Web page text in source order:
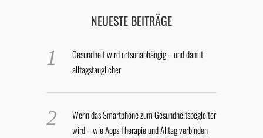
NEUESTE BEITRÄGE
Gesundheit wird ortsunabhängig – und damit
alltagstauglicher
Wenn das Smartphone zum Gesundheitsbegleiter
wird – wie Apps Therapie und Alltag verbinden